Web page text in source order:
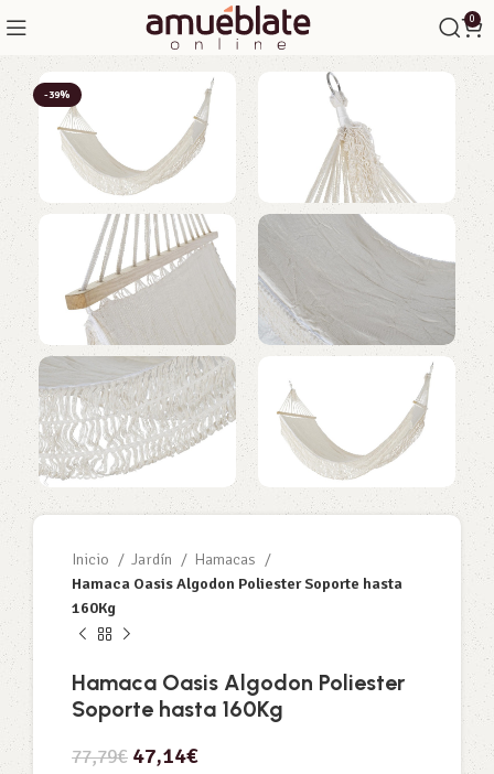
0
-39%
Inicio Jardín
Hamacas
Hamaca Oasis Algodon Poliester Soporte hasta
160Kg
Hamaca Oasis Algodon Poliester
Soporte hasta 160Kg
77,79€ 47,14€